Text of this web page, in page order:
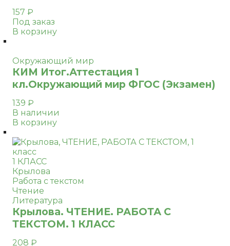
157 ₽
Под заказ
В корзину
Окружающий мир
КИМ Итог.Аттестация 1
кл.Окружающий мир ФГОС (Экзамен)
139 ₽
В наличии
В корзину
1 КЛАСС
Крылова
Работа с текстом
Чтение
Литература
Крылова. ЧТЕНИЕ. РАБОТА С
ТЕКСТОМ. 1 КЛАСС
208 ₽